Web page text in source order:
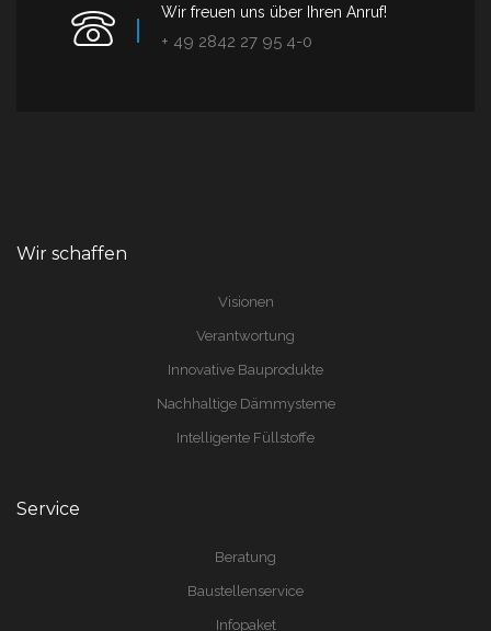
Wir freuen uns über Ihren Anruf!
+ 49 2842 27 95 4-0
Wir schaffen
Visionen
Verantwortung
Innovative Bauprodukte
Nachhaltige Dämmysteme
Intelligente Füllstoffe
Service
Beratung
Baustellenservice
Infopaket